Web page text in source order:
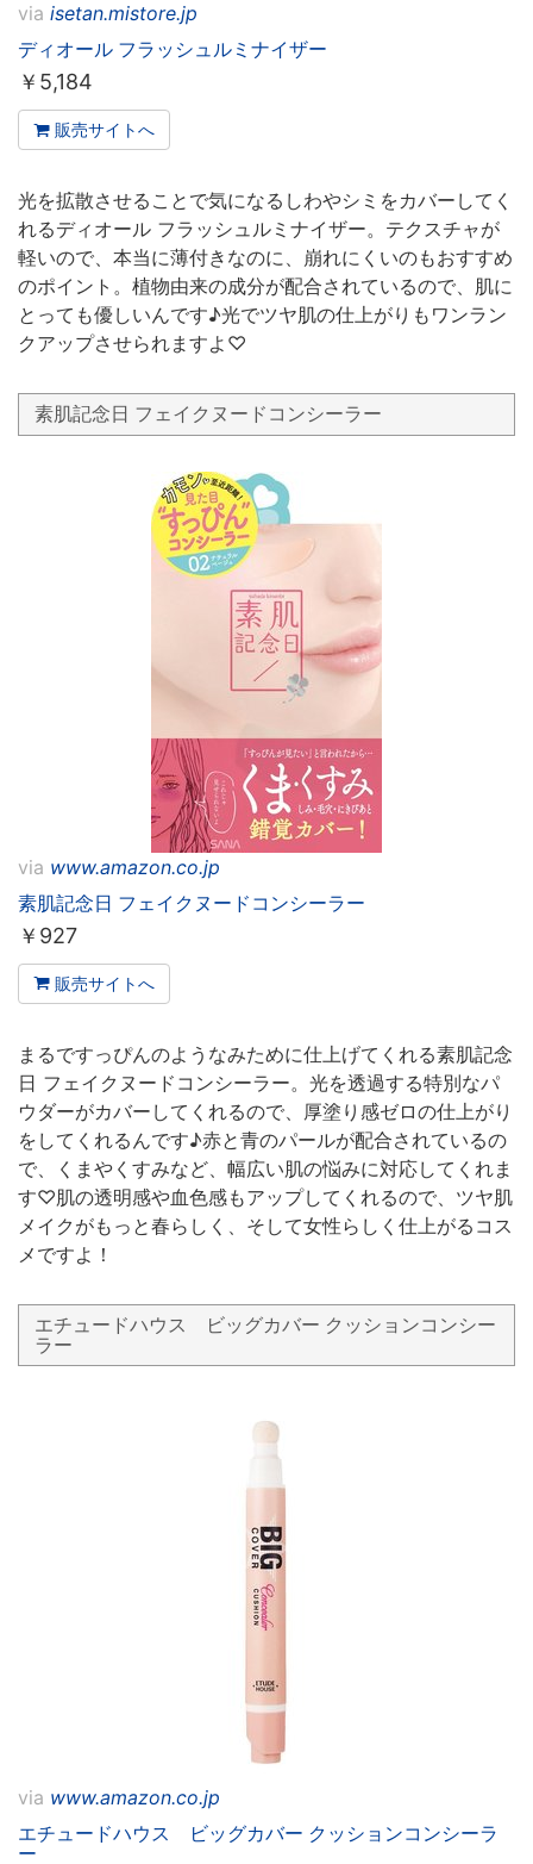
via isetan.mistore.jp
ディオール フラッシュルミナイザー
￥ 5,184
販売サイトへ
光を拡散させることで気になるしわやシミをカバーしてく
れるディオール フラッシュルミナイザー。テクスチャが
軽いので、本当に薄付きなのに、崩れにくいのもおすすめ
のポイント。植物由来の成分が配合されているので、肌に
とっても優しいんです♪光でツヤ肌の仕上がりもワンラン
クアップさせられますよ♡
素肌記念日 フェイクヌードコンシーラー
via www.amazon.co.jp
素肌記念日 フェイクヌードコンシーラー
￥ 927
販売サイトへ
まるですっぴんのようなみために仕上げてくれる素肌記念
日 フェイクヌードコンシーラー。光を透過する特別なパ
ウダーがカバーしてくれるので、厚塗り感ゼロの仕上がり
をしてくれるんです♪赤と青のパールが配合されているの
で、くまやくすみなど、幅広い肌の悩みに対応してくれま
す♡肌の透明感や血色感もアップしてくれるので、ツヤ肌
メイクがもっと春らしく、そして女性らしく仕上がるコス
メですよ！
エチュードハウス ビッグカバー クッションコンシー
ラー
via www.amazon.co.jp
エチュードハウス ビッグカバー クッションコンシーラ
ー